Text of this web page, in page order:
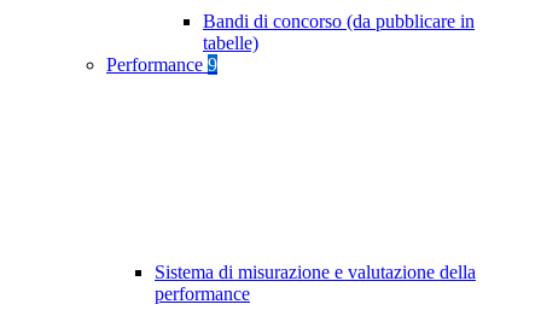
Bandi di concorso (da pubblicare in
tabelle)
Performance 9
Sistema di misurazione e valutazione della
performance